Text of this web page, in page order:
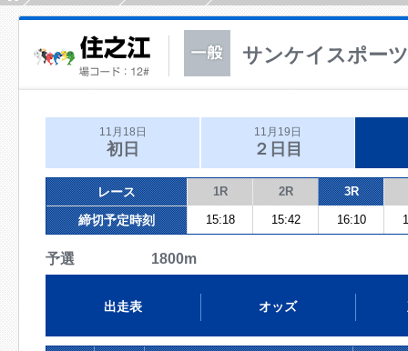
サンケイスポー
11月18日
初日
11月19日
２日目
レース 1R 2R 3R
締切予定時刻 15:18 15:42 16:10
予選 1800m
出走表 オッズ